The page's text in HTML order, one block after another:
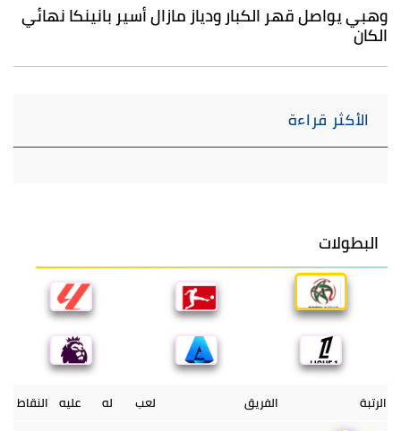
وهبي يواصل قهر الكبار ودياز مازال أسير بانينكا نهائي
الكان
الأكثر قراءة
البطولات
الرتبة الفريق لعب له عليه النقاط